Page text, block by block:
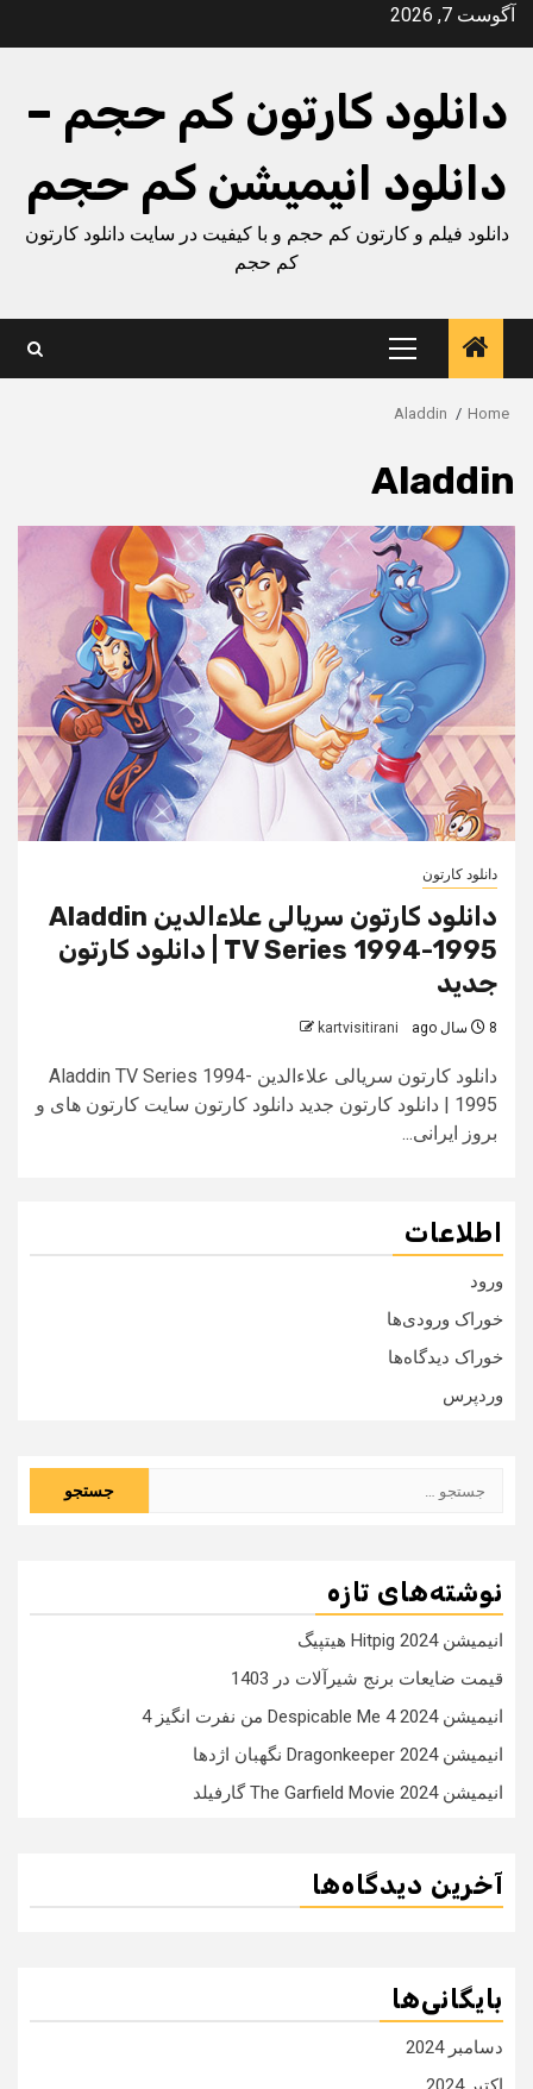
Skipآگوست 7, 2026
دانلود کارتون کم حجم –
دانلود انیمیشن کم حجم
دانلود فیلم و کارتون کم حجم و با کیفیت در سایت دانلود کارتون
کم حجم
Primary
Menu
Home
Aladdin
Aladdin
دانلود کارتون
دانلود کارتون سریالی علاءالدین Aladdin
TV Series 1994-1995 | دانلود کارتون
جدید
8 سال ago kartvisitirani
دانلود کارتون سریالی علاءالدین Aladdin TV Series 1994-
1995 | دانلود کارتون جدید دانلود کارتون سایت کارتون های و
بروز ایرانی...
اطلاعات
ورود
خوراک ورودی‌ها
خوراک دیدگاه‌ها
وردپرس
نوشته‌های تازه
انیمیشن Hitpig 2024 هیتپیگ
قیمت ضایعات برنج شیرآلات در 1403
انیمیشن Despicable Me 4 2024 من نفرت انگیز 4
انیمیشن Dragonkeeper 2024 نگهبان اژدها
انیمیشن The Garfield Movie 2024 گارفیلد
آخرین دیدگاه‌ها
بایگانی‌ها
دسامبر 2024